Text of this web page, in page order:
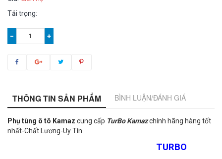
Tải trọng:
− +
THÔNG TIN SẢN PHẨM BÌNH LUẬN/ĐÁNH GIÁ
Phụ tùng ô tô Kamaz cung cấp TurBoKamazchính hãng hàng tốt
nhất-Chất Lương-Uy Tín
TURBO